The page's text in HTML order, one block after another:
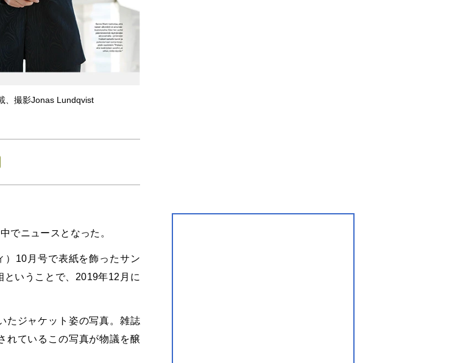
、撮影Jonas Lundqvist
でニュースとなった。
10 月号で表紙を飾ったサン
いうことで、 2019年12 月に
たジャケット姿の写真。雑誌
れているこの写真が物議を醸